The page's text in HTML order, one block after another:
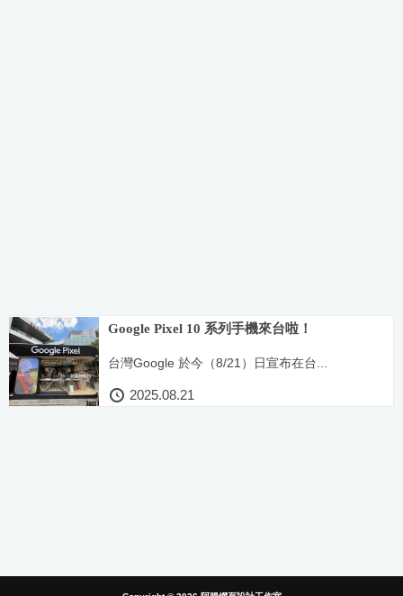
Google Pixel 10 系列手機來台啦！
台灣Google 於今（8/21）日宣布在台...
2025.08.21